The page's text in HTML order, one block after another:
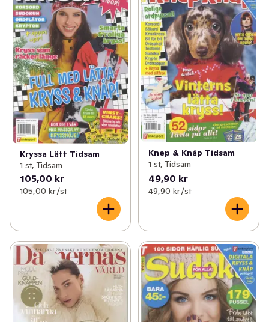
Kryssa Lätt Tidsam
1 st, Tidsam
105,00 kr
105,00 kr /st
Knep & Knåp Tidsam
1 st, Tidsam
49,90 kr
49,90 kr /st